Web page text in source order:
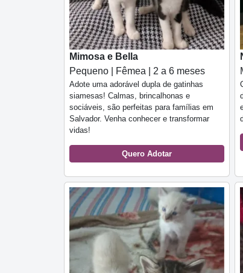
Mimosa e Bella
Pequeno | Fêmea | 2 a 6 meses
Adote uma adorável dupla de gatinhas
siamesas! Calmas, brincalhonas e
sociáveis, são perfeitas para famílias em
Salvador. Venha conhecer e transformar
vidas!
Quero Adotar